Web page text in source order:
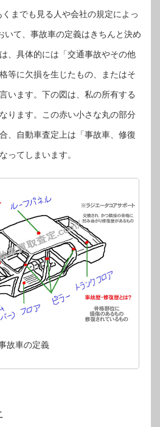
までも見る人や会社の規定によっ
いて、事故車の定義はきちんと決め
、具体的には「交通事故やその他
等に欠損を生じたもの、またはそ
います。下の図は、私の所有する
ります。この赤い小さな丸の部分
、自動車査定上は「事故車、修復
ってしまいます。
故車の定義